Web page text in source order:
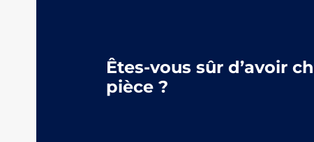
Êtes-vous sûr d’avoir
pièce ?